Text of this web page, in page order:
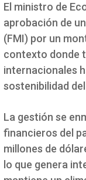
El ministro de
aprobación de
(FMI) por un
contexto donde
internacionales
sostenibilidad
La gestión se
financieros del
millones de
lo que genera